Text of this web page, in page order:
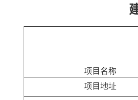
项目名称
项目地址